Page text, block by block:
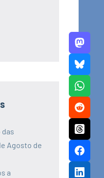
das
Agosto de
a